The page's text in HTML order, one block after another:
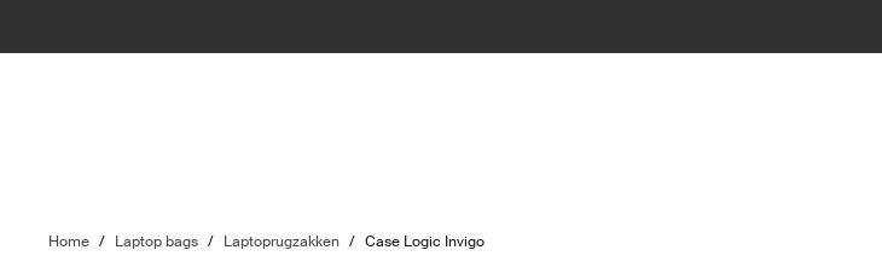
Home / Laptop bags / Laptoprugzakken / Case Logic Invigo